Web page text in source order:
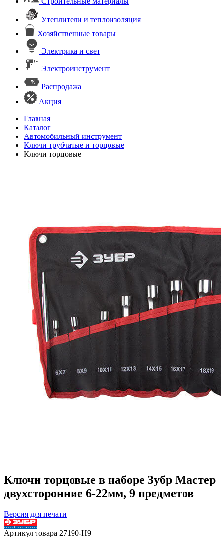
Утеплители и теплоизоляция
Хозяйственные товары
Электрика и свет
Электроинструмент
Распродажа
Акция
Главная
Каталог
Автомобильный инструмент
Ключи трубчатые и торцовые
Ключи торцовые
Ключи торцовые в наборе Зубр Мастер
двухсторонние 6-22мм, 9 предметов
Версия для печати
Артикул товара 27190-H9